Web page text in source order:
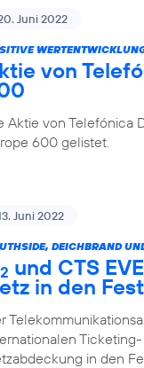
Juni 2022
von
Aktie von Telefónica
600 gelistet.
Juni 2022
DEICHBRAND
2 und CTS
in den
in den